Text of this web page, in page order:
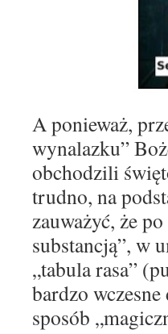
Aponieważ,
wynalazku”
obchodzili
trudno, na
zauważyć, że
substancją”, w
„tabula rasa”
bardzo wczesne
sposób